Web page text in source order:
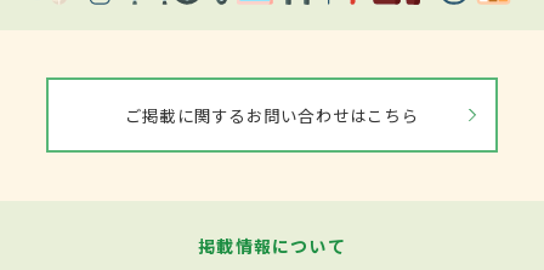
ご掲載に関するお問い合わせはこちら
掲載情報について